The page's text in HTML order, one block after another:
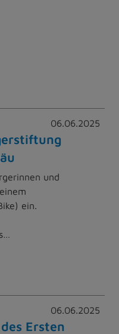
06.06.2025
und
ein.
06.06.2025
Ersten